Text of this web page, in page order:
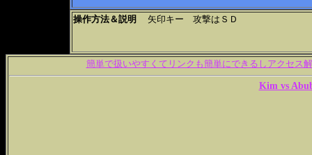
操作方法＆説明 矢印キー 攻撃はＳＤ
簡単で扱いやすくてリンクも簡単にできるしアクセス
Kim vs